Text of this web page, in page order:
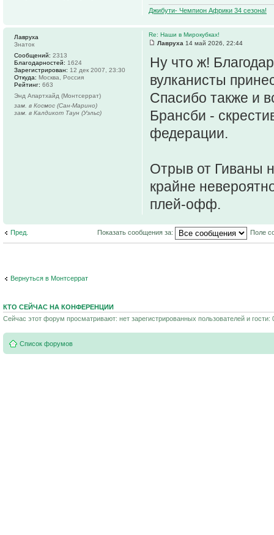
Джибути- Чемпион Африки 34 сезона!
Re: Наши в Мирокубках!
Лавруха 14 май 2026, 22:44
Ну что ж!
вулканисты
Спасибо также и
Брансби -
федерации.
Отрыв от Гиваны
крайне
плей-офф.
Лавруха
Знаток
Сообщений: 2313
Благодарностей: 1624
Зарегистрирован: 12 дек 2007, 23:30
Откуда: Москва, Россия
Рейтинг: 663
Энд Апартхайд (Монтсеррат)
зам. в Космос (Сан-Марино)
зам. в Калдикот Таун (Уэльс)
Пред. Показать сообщения за: Поле
Вернуться в Монтсеррат
КТО СЕЙЧАС НА КОНФЕРЕНЦИИ
Сейчас этот форум просматривают: нет зарегистрированных пользователей и гости:
Список форумов